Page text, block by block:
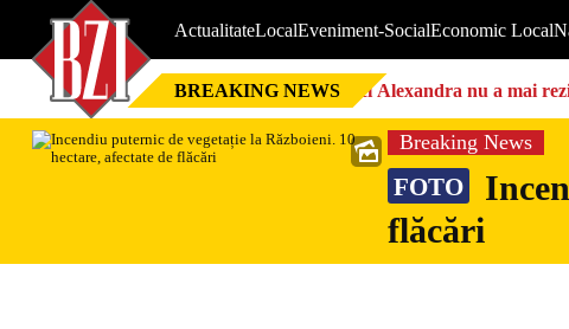
ActualitateLocalEveniment-SocialEconomic Local
BREAKING NEWS Nici Alexandra nu a mai
Breaking News
FOTO
flăcări